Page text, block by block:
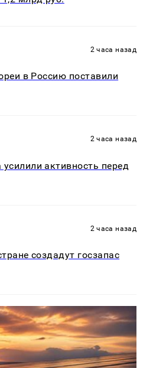
2 часа назад
в Россию поставили
2 часа назад
активность перед
2 часа назад
создадут госзапас